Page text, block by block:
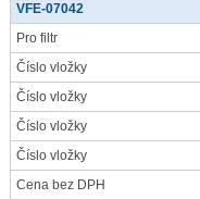
VFE-07042
Pro filtr
Číslo vložky
Číslo vložky
Číslo vložky
Číslo vložky
Cena bez DPH